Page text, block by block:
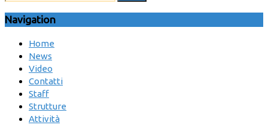
Navigation
Home
News
Video
Contatti
Staff
Strutture
Attività